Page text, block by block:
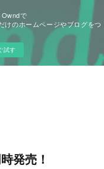
で
けのホームページやブログをつ
試す
発売！